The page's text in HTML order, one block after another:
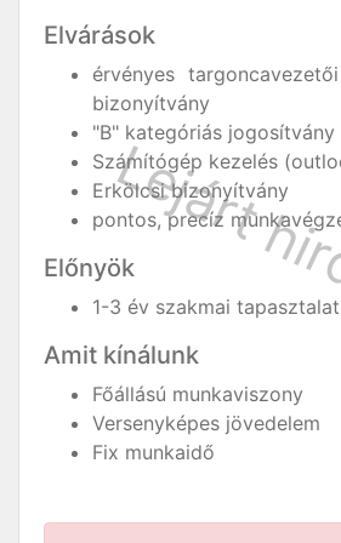
Elvárások
érvényes
bizonyítvány
"B" kategóriás jogosítvány
Számítógép kezelés
Erkölcsi bizonyítvány
pontos, precíz
Előnyök
1-3 év szakmai tapasztalat
Amit kínálunk
Főállású munkaviszony
Versenyképes jövedelem
Fix munkaidő